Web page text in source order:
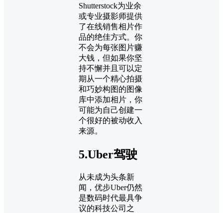
Shutterstock为业余
或专业摄影师提供
了在线销售相片作
品的绝佳方式。你
不会为每张图片赚
大钱，但如果你坚
持不懈并且可以定
期从一个精心拍摄
和巧妙构图的图像
库中添加相片，你
可能为自己创建一
个很好的被动收入
来源。
5.Uber驾驶
从未成为头条新
闻，优步Uber仍然
是数码时代最具争
议的科技公司之